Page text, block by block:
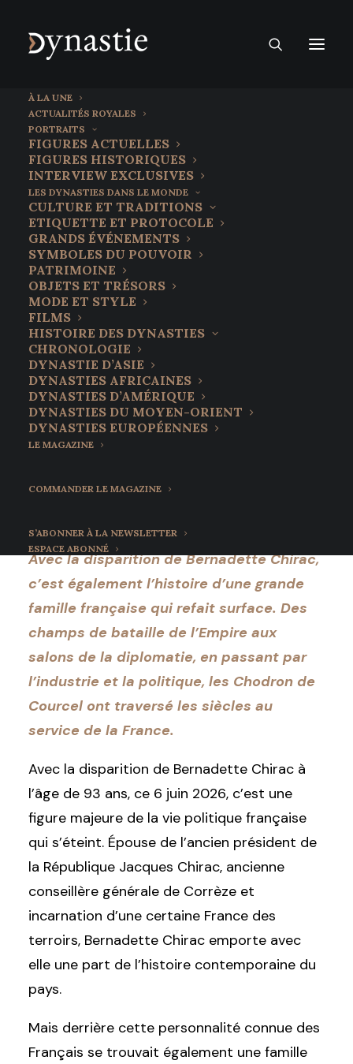
À LA UNE
ACTUALITÉS ROYALES
PORTRAITS
FIGURES ACTUELLES
FIGURES HISTORIQUES
INTERVIEW EXCLUSIVES
LES DYNASTIES DANS LE MONDE
CULTURE ET TRADITIONS
ETIQUETTE ET PROTOCOLE
GRANDS ÉVÉNEMENTS
SYMBOLES DU POUVOIR
PATRIMOINE
OBJETS ET TRÉSORS
MODE ET STYLE
FILMS
HISTOIRE DES DYNASTIES
CHRONOLOGIE
DYNASTIE D’ASIE
DYNASTIES AFRICAINES
DYNASTIES D’AMÉRIQUE
DYNASTIES DU MOYEN-ORIENT
DYNASTIES EUROPÉENNES
LE MAGAZINE
COMMANDER LE MAGAZINE
S’ABONNER À LA NEWSLETTER
ESPACE ABONNÉ
Les Chodron de
Courcel : une vieille
lignée française au
cœur de l'histoire
nationale
6 juin 2026
Avec la disparition de Bernadette Chirac,
c’est également l’histoire d’une grande
famille française qui refait surface. Des
champs de bataille de l’Empire aux
salons de la diplomatie, en passant par
l’industrie et la politique, les Chodron de
Courcel ont traversé les siècles au
service de la France.
Avec la disparition de Bernadette Chirac à
l’âge de 93 ans, ce 6 juin 2026, c’est une
figure majeure de la vie politique française
qui s’éteint. Épouse de l’ancien président de
la République Jacques Chirac, ancienne
conseillère générale de Corrèze et
incarnation d’une certaine France des
terroirs, Bernadette Chirac emporte avec
elle une part de l’histoire contemporaine du
pays.
Mais derrière cette personnalité connue des
Français se trouvait également une famille